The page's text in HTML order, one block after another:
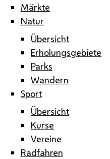
Märkte
Natur
Übersicht
Erholungsgebiete
Parks
Wandern
Sport
Übersicht
Kurse
Vereine
Radfahren